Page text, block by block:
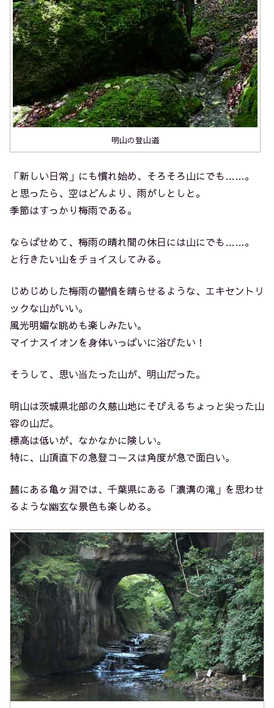
明山の登山道
「新しい日常」にも慣れ始め、そろそろ山にでも……。
と思ったら、空はどんより、雨がしとしと。
季節はすっかり梅雨である。
ならばせめて、梅雨の晴れ間の休日には山にでも……。
と行きたい山をチョイスしてみる。
じめじめした梅雨の鬱憤を晴らせるような、エキセントリ
ックな山がいい。
風光明媚な眺めも楽しみたい。
マイナスイオンを身体いっぱいに浴びたい！
そうして、思い当たった山が、明山だった。
明山は茨城県北部の久慈山地にそびえるちょっと尖った山
容の山だ。
標高は低いが、なかなかに険しい。
特に、山頂直下の急登コースは角度が急で面白い。
麓にある亀ヶ淵では、千葉県にある「濃溝の滝」を思わせ
るような幽玄な景色も楽しめる。